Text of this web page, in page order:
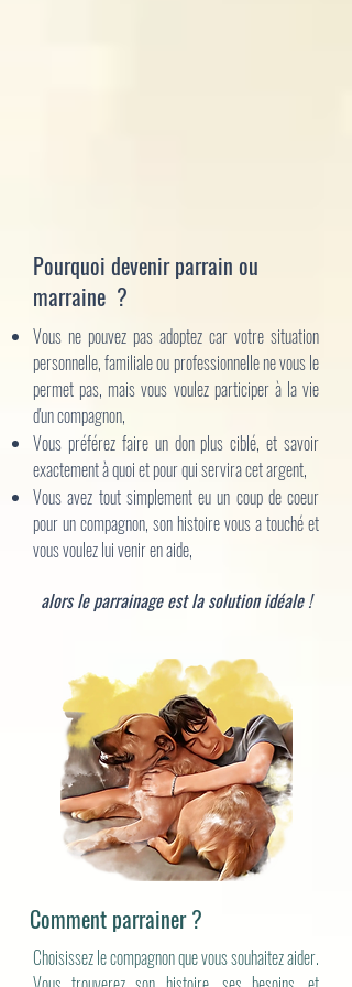
Pourquoi devenir parrain ou
marraine ?
Vous ne pouvez pas adoptez car votre situation
personnelle, familiale ou professionnelle ne vous le
permet pas, mais vous voulez participer à la vie
d'un compagnon,
Vous préférez faire un don plus ciblé, et savoir
exactement à quoi et pour qui servira cet argent,
Vous avez tout simplement eu un coup de coeur
pour un compagnon, son histoire vous a touché et
vous voulez lui venir en aide,
alors le parrainage est la solution idéale !
Comment parrainer ?
Choisissez le compagnon que vous souhaitez aider.